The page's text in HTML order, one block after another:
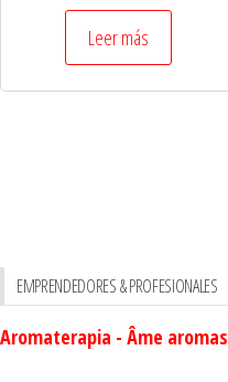
Leer más
EMPRENDEDORES & PROFESIONALES
Aromaterapia - Âme aromas